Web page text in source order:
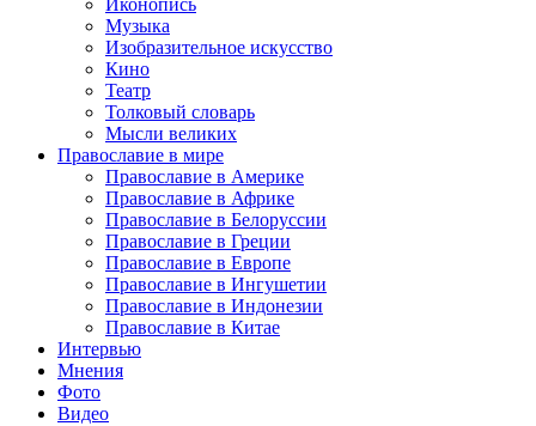
Иконопись
Музыка
Изобразительное искусство
Кино
Театр
Толковый словарь
Мысли великих
Православие в мире
Православие в Америке
Православие в Африке
Православие в Белоруссии
Православие в Греции
Православие в Европе
Православие в Ингушетии
Православие в Индонезии
Православие в Китае
Интервью
Мнения
Фото
Видео